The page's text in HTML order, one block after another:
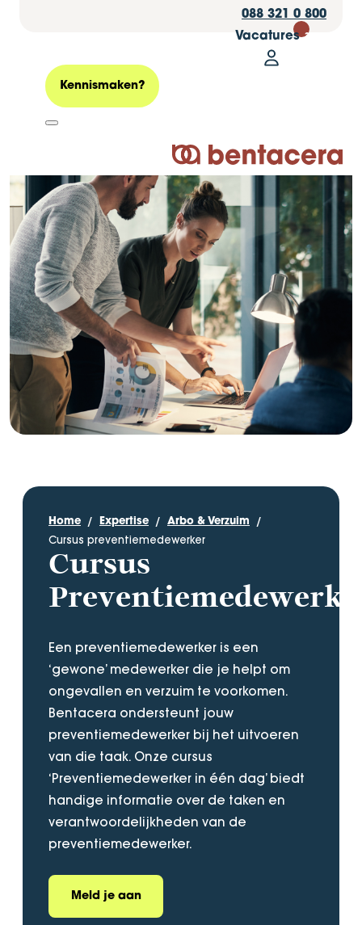
088 321 0 800
Vacatures 30
Mijn
Logo Bentacera
Kennismaken?
Home Expertise Arbo & Verzuim
Cursus preventiemedewerker
Cursus
Een preventiemedewerker is een
‘gewone’ medewerker die je helpt om
ongevallen en verzuim te voorkomen.
Bentacera ondersteunt jouw
preventiemedewerker bij het uitvoeren
van die taak. Onze cursus
‘Preventiemedewerker in één dag’ biedt
handige informatie over de taken en
verantwoordelijkheden van de
preventiemedewerker.
Meld je aan